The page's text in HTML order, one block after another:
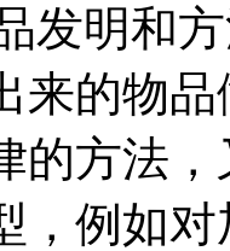
发明和
来的物
的方法
，例如